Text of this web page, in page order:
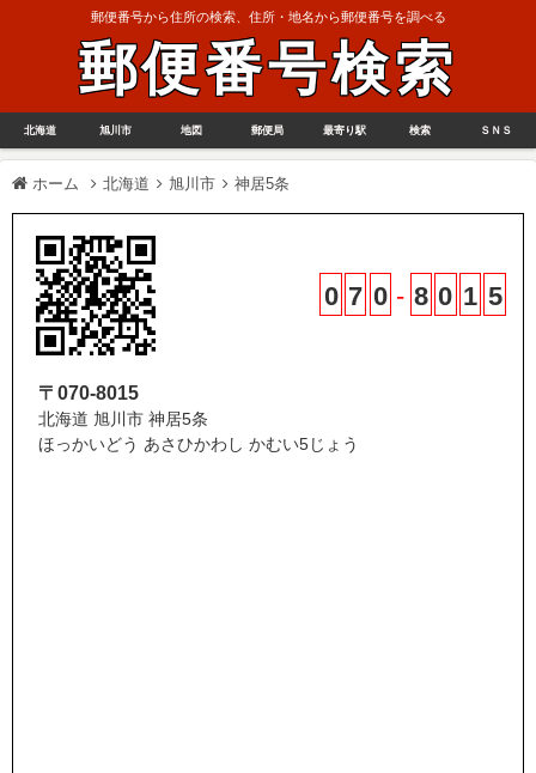
郵便番号から住所の検索、住所・地名から郵便番号を調べる
郵便番号検索
北海道 旭川市 地図 郵便局 最寄り駅 検索 ＳＮＳ
ホーム 北海道 旭川市 神居5条
0 7 0 - 8 0 1 5
〒070-8015
北海道 旭川市 神居5条
ほっかいどう あさひかわし かむい5じょう